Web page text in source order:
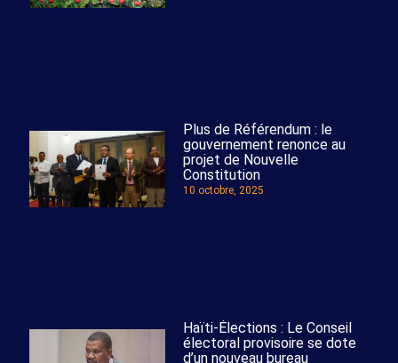
Plus de Référendum : le
gouvernement renonce au
projet de Nouvelle
Constitution
10 octobre, 2025
Haïti-Élections : Le Conseil
électoral provisoire se dote
d’un nouveau bureau